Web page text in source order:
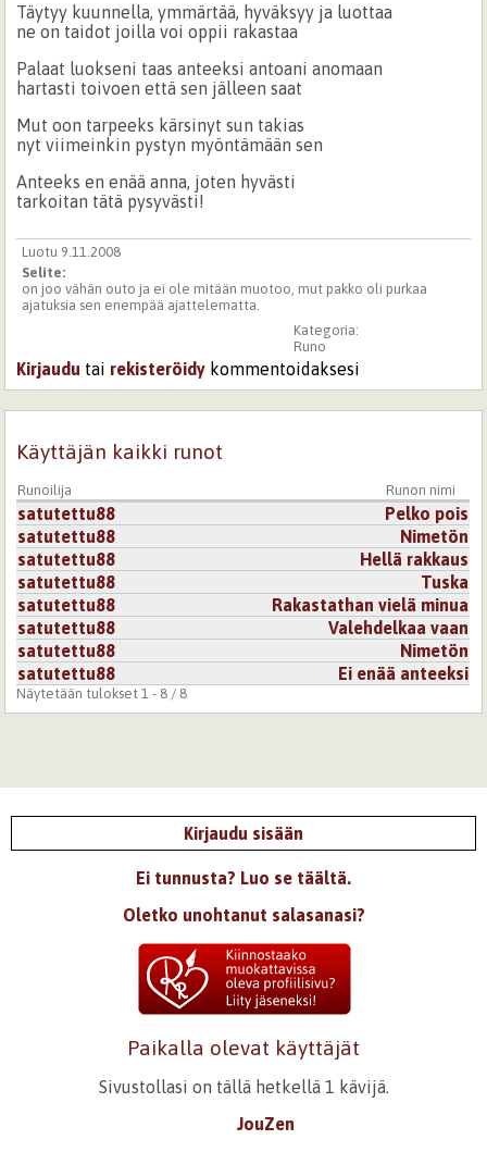
Täytyy kuunnella, ymmärtää, hyväksyy ja luottaa
ne on taidot joilla voi oppii rakastaa
Palaat luokseni taas anteeksi antoani anomaan
hartasti toivoen että sen jälleen saat
Mut oon tarpeeks kärsinyt sun takias
nyt viimeinkin pystyn myöntämään sen
Anteeks en enää anna, joten hyvästi
tarkoitan tätä pysyvästi!
Luotu 9.11.2008
Selite:
on joo vähän outo ja ei ole mitään muotoo, mut pakko oli purkaa
ajatuksia sen enempää ajattelematta.
Kategoria:
Runo
Kirjaudu tai rekisteröidy kommentoidaksesi
Käyttäjän kaikki runot
Runoilija Runon nimi
satutettu88
Pelko pois
satutettu88
Nimetön
satutettu88
Hellä rakkaus
satutettu88
Tuska
satutettu88
Rakastathan vielä minua
satutettu88
Valehdelkaa vaan
satutettu88
Nimetön
satutettu88
Ei enää anteeksi
Näytetään tulokset 1 - 8 / 8
Kirjaudu sisään
Ei tunnusta? Luo se täältä.
Oletko unohtanut salasanasi?
Paikalla olevat käyttäjät
Sivustollasi on tällä hetkellä 1 kävijä.
JouZen